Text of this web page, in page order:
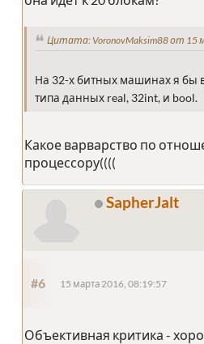
Цитата: VoronovMaksim88 от 15
На 32-х битных машинах я бы
типа данных real, 32int, и bool.
Какое варварство по
процессору((((
SapherJalt
#6 15 марта 2016, 08:19:57
Объективная критика -